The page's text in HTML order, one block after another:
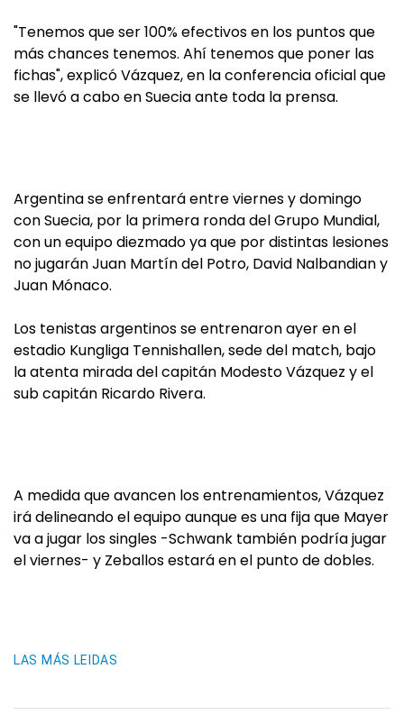
"Tenemos que ser 100% efectivos en los puntos que
más chances tenemos. Ahí tenemos que poner las
fichas", explicó Vázquez, en la conferencia oficial que
se llevó a cabo en Suecia ante toda la prensa.
Argentina se enfrentará entre viernes y domingo
con Suecia, por la primera ronda del Grupo Mundial,
con un equipo diezmado ya que por distintas lesiones
no jugarán Juan Martín del Potro, David Nalbandian y
Juan Mónaco.
Los tenistas argentinos se entrenaron ayer en el
estadio Kungliga Tennishallen, sede del match, bajo
la atenta mirada del capitán Modesto Vázquez y el
sub capitán Ricardo Rivera.
A medida que avancen los entrenamientos, Vázquez
irá delineando el equipo aunque es una fija que Mayer
va a jugar los singles -Schwank también podría jugar
el viernes- y Zeballos estará en el punto de dobles.
LAS MÁS LEIDAS